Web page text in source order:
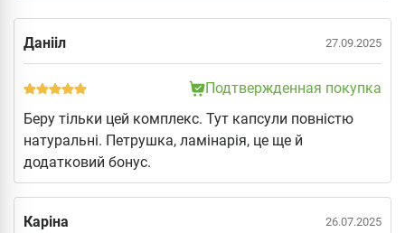
Данііл 27.09.2025
Подтвержденная покупка
Беру тільки цей комплекс. Тут капсули повністю
натуральні. Петрушка, ламінарія, це ще й
додатковий бонус.
Каріна 26.07.2025